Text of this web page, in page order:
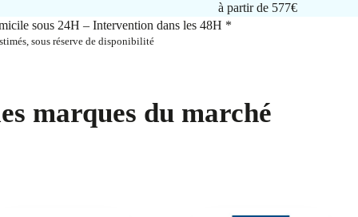
à partir de 577€
sous 24H – Intervention dans les 48H *
sous réserve de disponibilité
marques du marché